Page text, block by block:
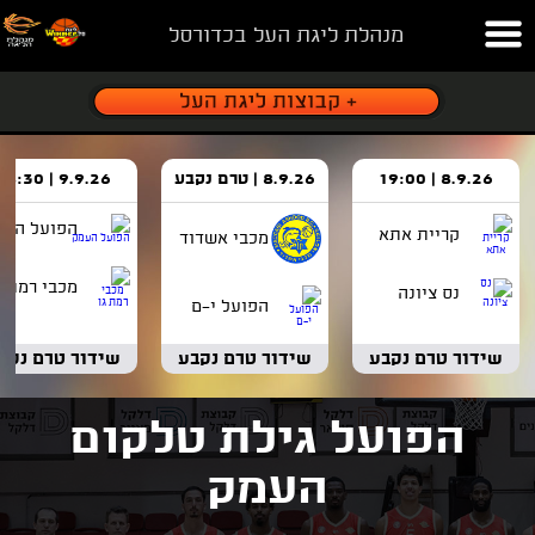
מנהלת ליגת העל בכדורסל
8.9.26 | 19:00
קריית אתא
נס ציונה
שידור טרם נקבע
8.9.26 | טרם נקבע
מכבי אשדוד
הפועל י-ם
שידור טרם נקבע
9.9.26 | 18:30
הפועל
מכבי רמת
שידור טרם
הפועל גילת טלקום
העמק